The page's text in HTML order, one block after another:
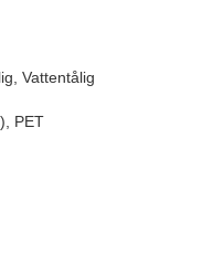
Vattentålig
PET